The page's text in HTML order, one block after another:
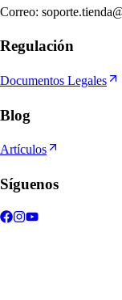
Correo:
Regulación
Documentos Legales
Blog
Artículos
Síguenos